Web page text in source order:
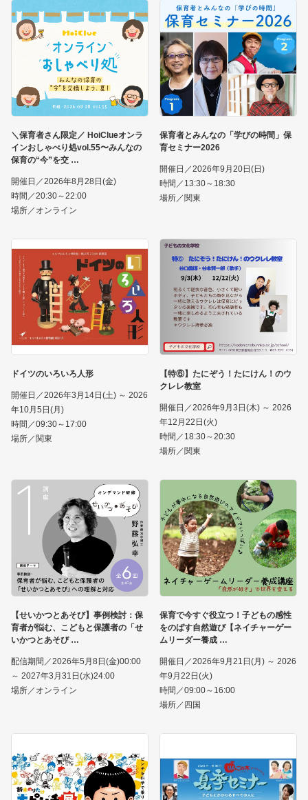
＼保育者さん限定／ HoiClueオンラ
インおしゃべり処vol.55〜みんなの
保育の“今”を交
開催日／2026年8月28日(金)
時間／20:30～22:00
場所／オンライン
保育者とみんなの「学びの時間」保
育セミナー2026
開催日／2026年9月20日(日)
時間／13:30～18:30
場所／関東
ドイツのいろいろ人形
開催日／2026年3月14日(土) ～ 2026
年10月5日(月)
時間／09:30～17:00
場所／関東
【特⑥】たにぞう！たにけん！のウ
クレレ教室
開催日／2026年9月3日(木) ～ 2026
年12月22日(火)
時間／18:30～20:30
場所／関東
【せいかつとあそび】事例検討：保
育者が悩む、こどもと保護者の「せ
いかつとあそび
配信期間／2026年5月8日(金)00:00
～ 2027年3月31日(水)24:00
場所／オンライン
保育で今すぐ役立つ！子どもの感性
をのばす自然遊び【ネイチャーゲー
ムリーダー養成
開催日／2026年9月21日(月) ～ 2026
年9月22日(火)
時間／09:00～16:00
場所／四国